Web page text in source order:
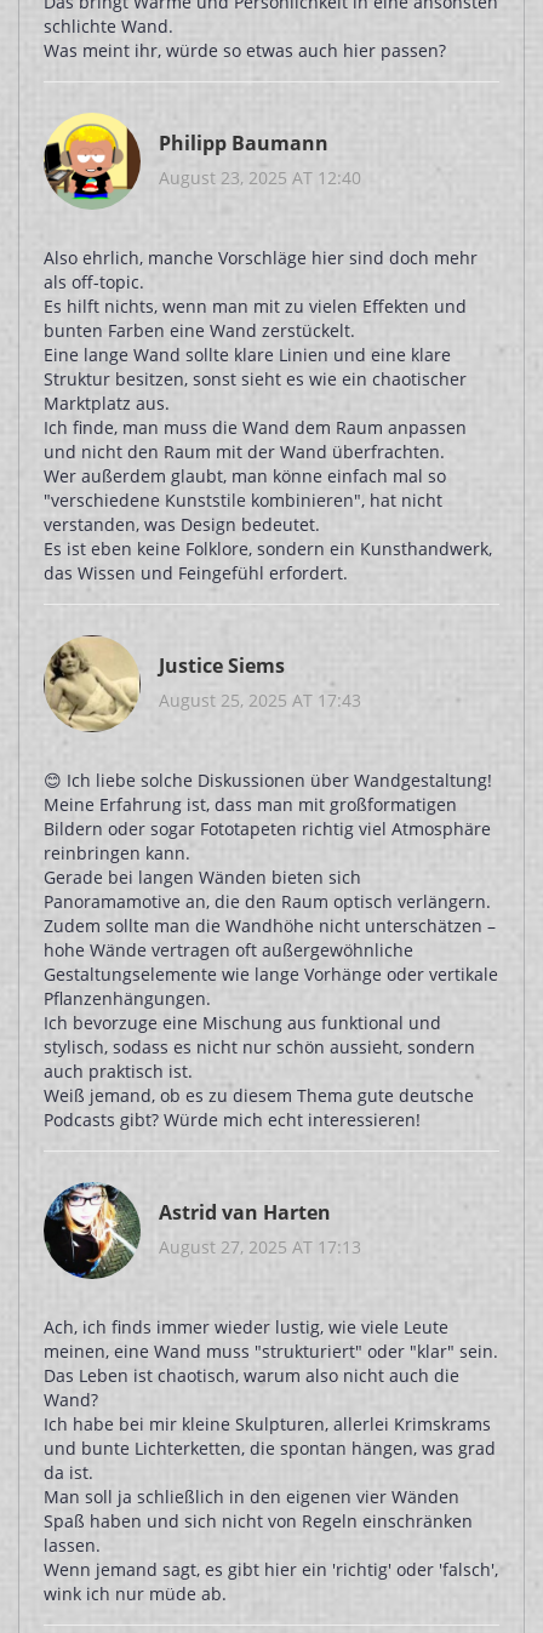
schlichte Wand.
Was meint ihr, würde so etwas auch hier passen?
Philipp Baumann
August 23, 2025 AT 12:40
Also ehrlich, manche Vorschläge hier sind doch mehr
als off-topic.
Es hilft nichts, wenn man mit zu vielen Effekten und
bunten Farben eine Wand zerstückelt.
Eine lange Wand sollte klare Linien und eine klare
Struktur besitzen, sonst sieht es wie ein chaotischer
Marktplatz aus.
Ich finde, man muss die Wand dem Raum anpassen
und nicht den Raum mit der Wand überfrachten.
Wer außerdem glaubt, man könne einfach mal so
"verschiedene Kunststile kombinieren", hat nicht
verstanden, was Design bedeutet.
Es ist eben keine Folklore, sondern ein Kunsthandwerk,
das Wissen und Feingefühl erfordert.
Justice Siems
August 25, 2025 AT 17:43
😊 Ich liebe solche Diskussionen über Wandgestaltung!
Meine Erfahrung ist, dass man mit großformatigen
Bildern oder sogar Fototapeten richtig viel Atmosphäre
reinbringen kann.
Gerade bei langen Wänden bieten sich
Panoramamotive an, die den Raum optisch verlängern.
Zudem sollte man die Wandhöhe nicht unterschätzen –
hohe Wände vertragen oft außergewöhnliche
Gestaltungselemente wie lange Vorhänge oder vertikale
Pflanzenhängungen.
Ich bevorzuge eine Mischung aus funktional und
stylisch, sodass es nicht nur schön aussieht, sondern
auch praktisch ist.
Weiß jemand, ob es zu diesem Thema gute deutsche
Podcasts gibt? Würde mich echt interessieren!
Astrid van Harten
August 27, 2025 AT 17:13
Ach, ich finds immer wieder lustig, wie viele Leute
meinen, eine Wand muss "strukturiert" oder "klar" sein.
Das Leben ist chaotisch, warum also nicht auch die
Wand?
Ich habe bei mir kleine Skulpturen, allerlei Krimskrams
und bunte Lichterketten, die spontan hängen, was grad
da ist.
Man soll ja schließlich in den eigenen vier Wänden
Spaß haben und sich nicht von Regeln einschränken
lassen.
Wenn jemand sagt, es gibt hier ein 'richtig' oder 'falsch',
wink ich nur müde ab.